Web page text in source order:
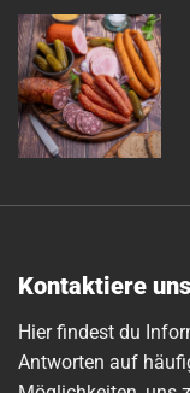
Kontaktiere uns
Hier findest du
Antworten auf